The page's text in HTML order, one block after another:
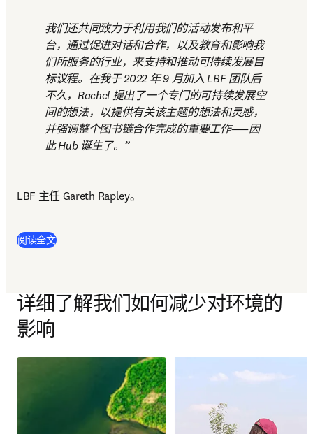
我们还共同致力于利用我们的活动发布和平
台，通过促进对话和合作，以及教育和影响我
们所服务的行业，来支持和推动可持续发展目
标议程。在我于 2022 年 9 月加入 LBF 团队后
不久，Rachel 提出了一个专门的可持续发展空
间的想法，以提供有关该主题的想法和灵感，
并强调整个图书链合作完成的重要工作——因
此 Hub 诞生了。
LBF 主任 Gareth Rapley。
阅读全文(
详细了解我们如何减少对环境的
影响